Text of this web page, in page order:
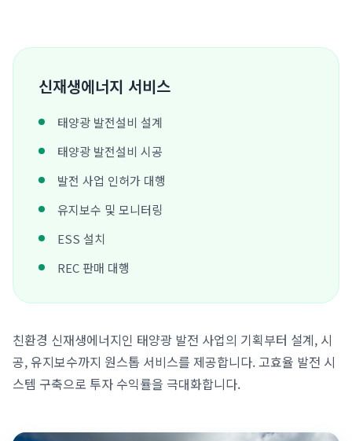
신재생에너지 서비스
태양광 발전설비 설계
태양광 발전설비 시공
발전 사업 인허가 대행
유지보수 및 모니터링
ESS 설치
REC 판매 대행
친환경 신재생에너지인 태양광 발전 사업의 기획부터 설계, 시
공, 유지보수까지 원스톱 서비스를 제공합니다. 고효율 발전 시
스템 구축으로 투자 수익률을 극대화합니다.